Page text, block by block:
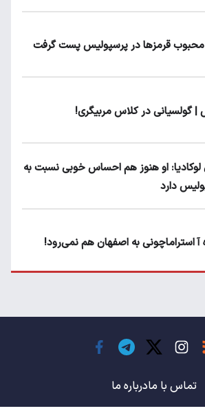
قرمزها در پرسپولیس پست گرفت
گولسیانی در کلاس مربیگری!
لوکادیا: او هنوز هم احساس خوبی نسبت به
دارد
آ استراماچونی به اصفهان هم نمی‌رود!
هوا!
های جهان
تماس با مادرباره ما